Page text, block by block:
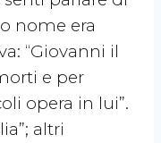
nome era
“Giovanni il
e per
opera in lui”.
altri